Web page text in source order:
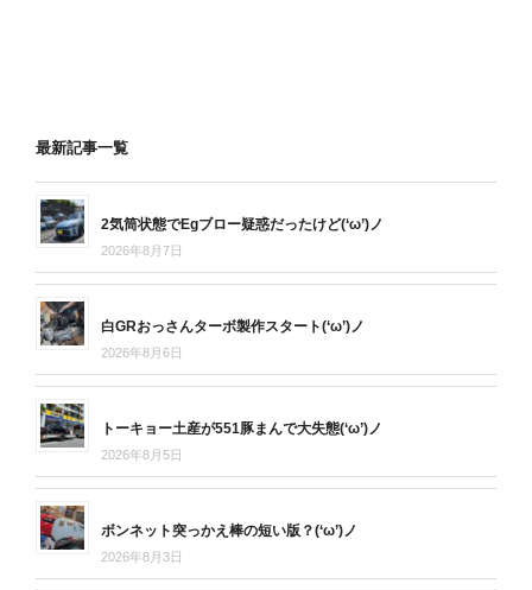
最新記事一覧
2気筒状態でEgブロー疑惑だったけど(‘ω’)ノ
2026年8月7日
白GRおっさんターボ製作スタート(‘ω’)ノ
2026年8月6日
トーキョー土産が551豚まんで大失態(‘ω’)ノ
2026年8月5日
ボンネット突っかえ棒の短い版？(‘ω’)ノ
2026年8月3日